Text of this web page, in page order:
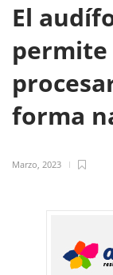
El
permite
forma
Marzo, 2023